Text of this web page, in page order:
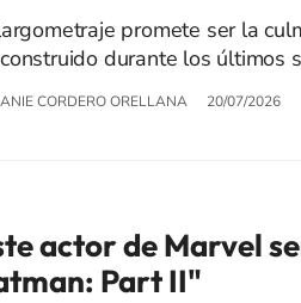
promete ser la
durante los últimos
CORDERO ORELLANA 20/07/2026
actor de Marvel
Part II"